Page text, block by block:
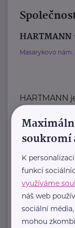
HARTMANN
Masarykovo nám.
HARTMANN
řešení s
Zaměřuje ...
https://
soukromí
K
funkcí
využíváme
náš web
sociální
mohou